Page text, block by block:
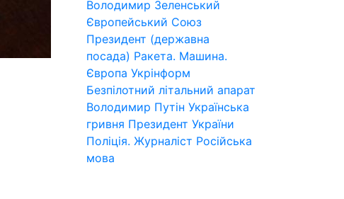
Володимир Зеленський
Європейський Союз
Президент (державна
посада) Ракета. Машина.
Європа Укрінформ
Безпілотний літальний апарат
Володимир Путін Українська
гривня Президент України
Поліція. Журналіст Російська
мова